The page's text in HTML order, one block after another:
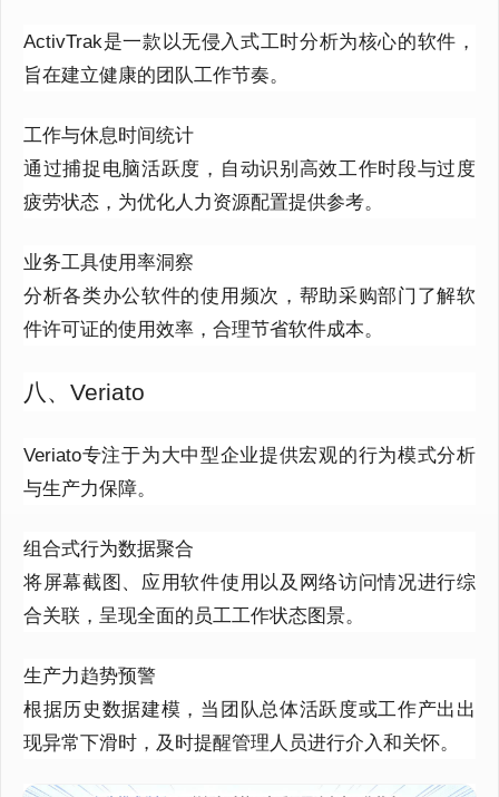
ActivTrak是一款以无侵入式工时分析为核心的软件，
旨在建立健康的团队工作节奏。
工作与休息时间统计
通过捕捉电脑活跃度，自动识别高效工作时段与过度
疲劳状态，为优化人力资源配置提供参考。
业务工具使用率洞察
分析各类办公软件的使用频次，帮助采购部门了解软
件许可证的使用效率，合理节省软件成本。
八、Veriato
Veriato专注于为大中型企业提供宏观的行为模式分析
与生产力保障。
组合式行为数据聚合
将屏幕截图、应用软件使用以及网络访问情况进行综
合关联，呈现全面的员工工作状态图景。
生产力趋势预警
根据历史数据建模，当团队总体活跃度或工作产出出
现异常下滑时，及时提醒管理人员进行介入和关怀。